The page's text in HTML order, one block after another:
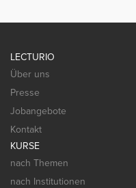
LECTURIO
Über uns
Presse
Jobangebote
Kontakt
KURSE
nach Themen
nach Institutionen